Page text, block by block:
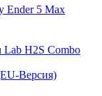
Версия)